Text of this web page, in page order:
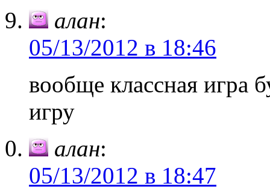
алан:
05/13/2012 в 18:46
вообще классная игра
игру
алан:
05/13/2012 в 18:47